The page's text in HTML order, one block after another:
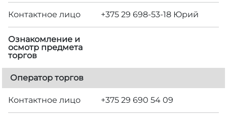
Контактное лицо +375 29 698-53-18 Юрий
Ознакомление и
осмотр предмета
торгов
Оператор торгов
Контактное лицо +375 29 690 54 09